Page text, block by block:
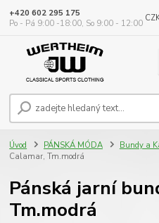
+420 602 295 175
Po - Pá 9:00 -18:00, So 9:00 - 12:00
Úvod PÁNSKÁ MÓDA Bundy a
Calamar, Tm.modrá
Pánská jarní
Tm.modrá